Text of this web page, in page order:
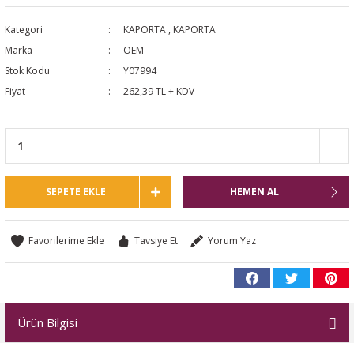
Kategori KAPORTA , KAPORTA
Marka
OEM
Stok Kodu
Y07994
Fiyat
262,39 TL + KDV
SEPETE EKLE HEMEN AL
Tavsiye Et Yorum Yaz
Ürün Bilgisi